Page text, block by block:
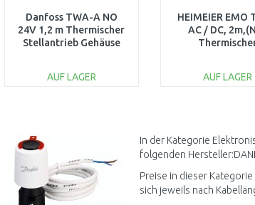
Danfoss TWA-A NO
24V 1,2 m Thermischer
Stellantrieb Gehäuse
AUF LAGER
HEIMEIER EMO
AC / DC,
AUF LAGER
In der Kategorie
folgenden
Preise in dieser
sich jeweils nach